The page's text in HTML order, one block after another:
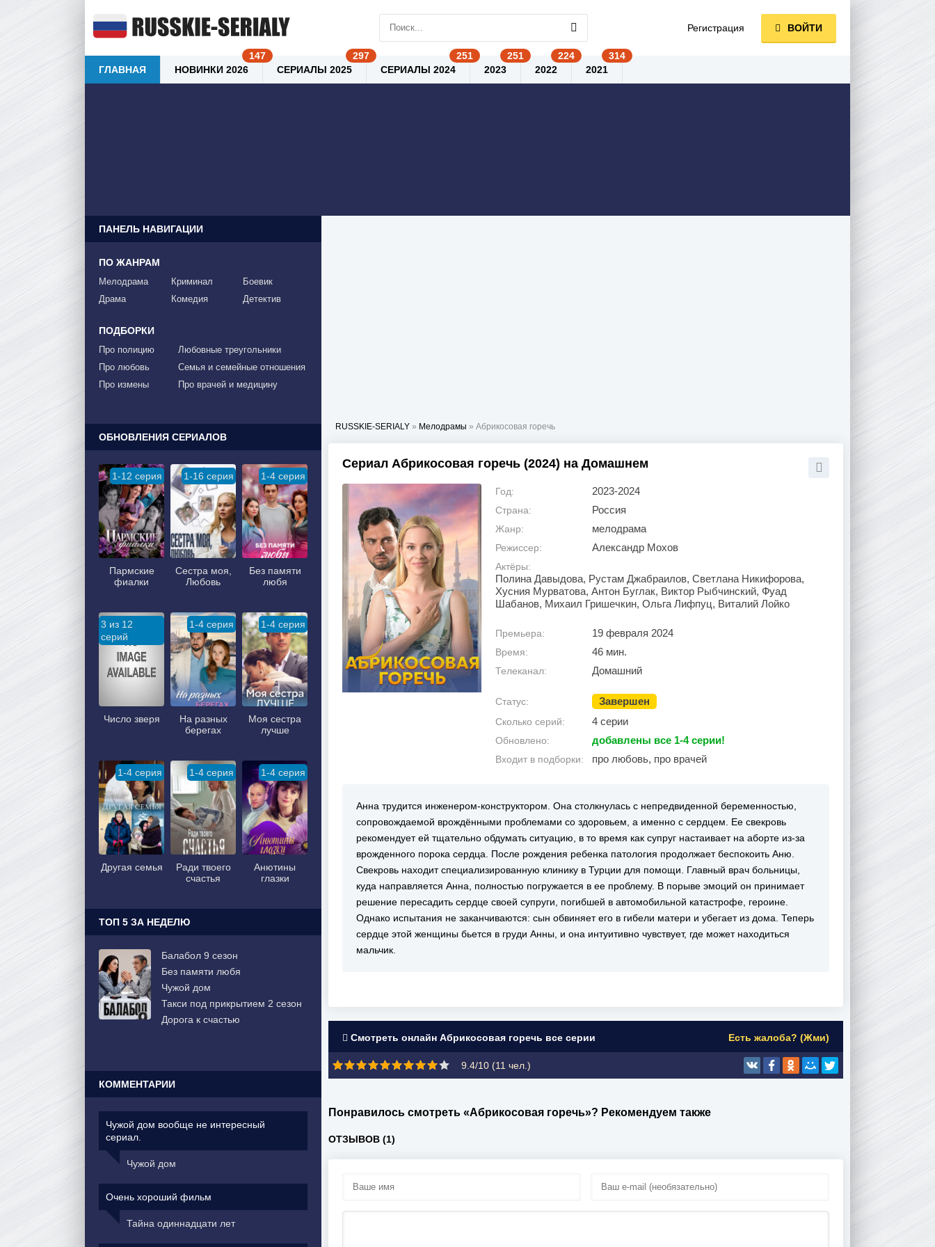
RUSSKIE-SERIALY » Мелодрамы » Абрикосовая горечь
Сериал Абрикосовая горечь (2024) на Домашнем
Год: 2023-2024
Страна: Россия
Жанр: мелодрама
Режиссер: Александр Мохов
Актёры:
Полина Давыдова, Рустам Джабраилов, Светлана Никифорова,
Хусния Мурватова, Антон Буглак, Виктор Рыбчинский, Фуад
Шабанов, Михаил Гришечкин, Ольга Лифпуц, Виталий Лойко
Премьера: 19 февраля 2024
Время: 46 мин.
Телеканал: Домашний
Статус: Завершен
Сколько серий: 4 серии
Обновлено: добавлены все 1-4 серии!
Входит в подборки: про любовь, про врачей
Анна трудится инженером-конструктором. Она столкнулась с непредвиденной беременностью,
сопровождаемой врождёнными проблемами со здоровьем, а именно с сердцем. Ее свекровь
рекомендует ей тщательно обдумать ситуацию, в то время как супруг настаивает на аборте из-за
врожденного порока сердца. После рождения ребенка патология продолжает беспокоить Аню.
Свекровь находит специализированную клинику в Турции для помощи. Главный врач больницы,
куда направляется Анна, полностью погружается в ее проблему. В порыве эмоций он принимает
решение пересадить сердце своей супруги, погибшей в автомобильной катастрофе, героине.
Однако испытания не заканчиваются: сын обвиняет его в гибели матери и убегает из дома. Теперь
сердце этой женщины бьется в груди Анны, и она интуитивно чувствует, где может находиться
мальчик.
Смотреть онлайн Абрикосовая горечь все серии Есть жалоба? (Жми)
9.4/10 (11 чел.)
Понравилось смотреть «Абрикосовая горечь»? Рекомендуем также
ОТЗЫВОВ (1)
ПАНЕЛЬ НАВИГАЦИИ
ПО ЖАНРАМ
Мелодрама
Драма
Криминал
Комедия
Боевик
Детектив
ПОДБОРКИ
Про полицию
Про любовь
Про измены
Любовные треугольники
Семья и семейные отношения
Про врачей и медицину
ОБНОВЛЕНИЯ СЕРИАЛОВ
1-12 серия
Пармские
фиалки
1-16 серия
Сестра моя,
Любовь
1-4 серия
Без памяти
любя
3 из 12
серий
Число зверя
1-4 серия
На разных
берегах
1-4 серия
Моя сестра
лучше
1-4 серия
Другая семья
1-4 серия
Ради твоего
счастья
1-4 серия
Анютины
глазки
ТОП 5 ЗА НЕДЕЛЮ
Балабол 9 сезон
Без памяти любя
Чужой дом
Такси под прикрытием 2 сезон
Дорога к счастью
КОММЕНТАРИИ
Чужой дом вообще не интересный
сериал.
Чужой дом
Очень хороший фильм
Тайна одиннадцати лет
Регистрация ВОЙТИ
ГЛАВНАЯ НОВИНКИ 2026 СЕРИАЛЫ 2025 СЕРИАЛЫ 2024 2023 2022 2021